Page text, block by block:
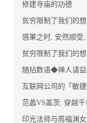
修建寺庙的功德
贫穷限制了我们的想
感果之时, 安然顺受
贫穷限制了我们的想
随拈数语◆禅人请益
互联网公司的「敏
范蠡VS盖茨: 穿越千
印光法师与周福渊